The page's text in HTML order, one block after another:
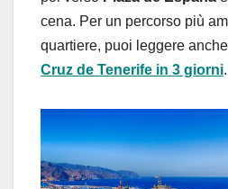
cena. Per un percorso più
quartiere, puoi leggere
Cruz de Tenerife in 3 giorni.